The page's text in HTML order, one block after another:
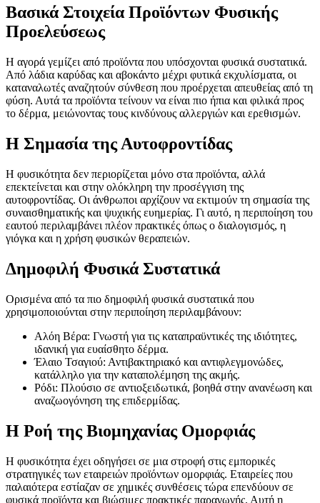
Βασικά Στοιχεία Προϊόντων Φυσικής
Προελεύσεως
Η αγορά γεμίζει από προϊόντα που υπόσχονται φυσικά συστατικά.
Από λάδια καρύδας και αβοκάντο μέχρι φυτικά εκχυλίσματα, οι
καταναλωτές αναζητούν σύνθεση που προέρχεται απευθείας από τη
φύση. Αυτά τα προϊόντα τείνουν να είναι πιο ήπια και φιλικά προς
το δέρμα, μειώνοντας τους κινδύνους αλλεργιών και ερεθισμών.
Η Σημασία της Αυτοφροντίδας
Η φυσικότητα δεν περιορίζεται μόνο στα προϊόντα, αλλά
επεκτείνεται και στην ολόκληρη την προσέγγιση της
αυτοφροντίδας. Οι άνθρωποι αρχίζουν να εκτιμούν τη σημασία της
συναισθηματικής και ψυχικής ευημερίας. Γι αυτό, η περιποίηση του
εαυτού περιλαμβάνει πλέον πρακτικές όπως ο διαλογισμός, η
γιόγκα και η χρήση φυσικών θεραπειών.
Δημοφιλή Φυσικά Συστατικά
Ορισμένα από τα πιο δημοφιλή φυσικά συστατικά που
χρησιμοποιούνται στην περιποίηση περιλαμβάνουν:
Αλόη Βέρα: Γνωστή για τις καταπραϋντικές της ιδιότητες,
ιδανική για ευαίσθητο δέρμα.
Έλαιο Τσαγιού: Αντιβακτηριακό και αντιφλεγμονώδες,
κατάλληλο για την καταπολέμηση της ακμής.
Ρόδι: Πλούσιο σε αντιοξειδωτικά, βοηθά στην ανανέωση και
αναζωογόνηση της επιδερμίδας.
Η Ροή της Βιομηχανίας Ομορφιάς
Η φυσικότητα έχει οδηγήσει σε μια στροφή στις εμπορικές
στρατηγικές των εταιρειών προϊόντων ομορφιάς. Εταιρείες που
παλαιότερα εστίαζαν σε χημικές συνθέσεις τώρα επενδύουν σε
φυσικά προϊόντα και βιώσιμες πρακτικές παραγωγής. Αυτή η